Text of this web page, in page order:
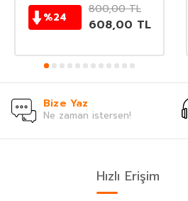
%24
800,00TL
608,00 TL
Bize Yaz
Ne zaman istersen!
Hızlı Erişim